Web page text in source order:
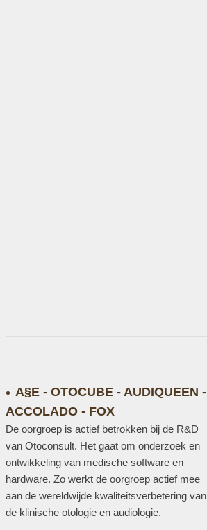
A§E - OTOCUBE - AUDIQUEEN -
ACCOLADO - FOX
De oorgroep is actief betrokken bij de R&D
van Otoconsult. Het gaat om onderzoek en
ontwikkeling van medische software en
hardware. Zo werkt de oorgroep actief mee
aan de wereldwijde kwaliteitsverbetering van
de klinische otologie en audiologie.